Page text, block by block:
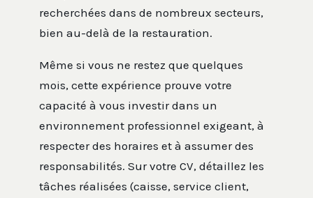
recherchées dans de nombreux secteurs,
bien au-delà de la restauration.
Même si vous ne restez que quelques
mois, cette expérience prouve votre
capacité à vous investir dans un
environnement professionnel exigeant, à
respecter des horaires et à assumer des
responsabilités. Sur votre CV, détaillez les
tâches réalisées (caisse, service client,